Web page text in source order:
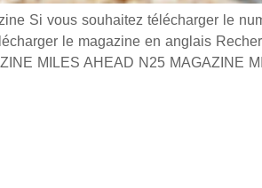
Si vous souhaitez télécharger le
le magazine en anglais
MILES AHEAD N25 MAGAZINE